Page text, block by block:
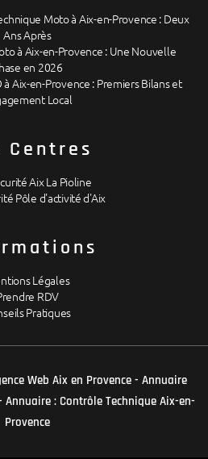
Moto à Aix-en-Provence : Deux
Ans Après
à Aix-en-Provence : Une Nouvelle
en 2026
Aix-en-Provence : Premiers Bilans et
Local
Centres
Aix La Pioline
Pôle d'activité d'Aix
Légales
RDV
Pratiques
Web Aix en Provence- Annuaire
Annuaire : Contrôle Technique Aix-en-
Provence